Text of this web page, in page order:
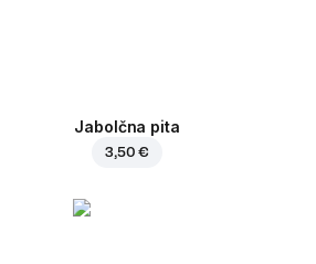
Jabolčna pita
3,50 €